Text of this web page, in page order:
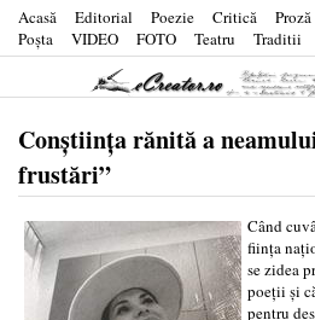
Acasă Editorial Poezie Critică Proză
Poşta
VIDEO FOTO Teatru Traditii
Conștiința rănită a
frustări”
Când
ființa
se zidea
poeții și
pentru